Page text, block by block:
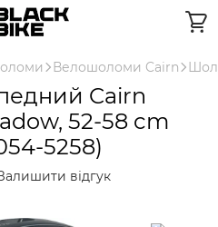
Велошоломи Cairn
Cairn
52-58 cm
5258)
відгук